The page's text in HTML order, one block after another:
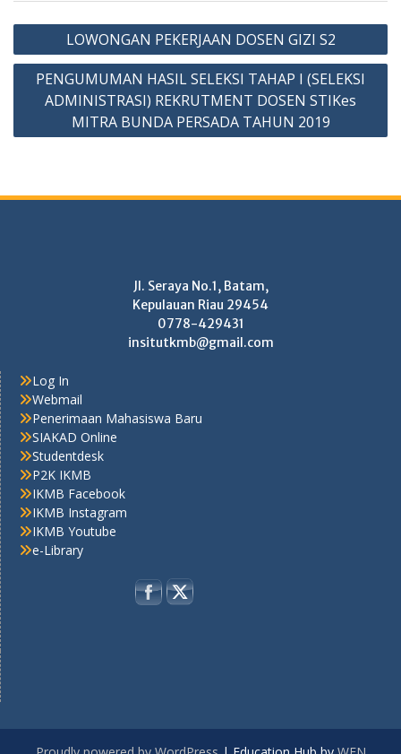
Post
navigation
LOWONGAN PEKERJAAN DOSEN GIZI S2
PENGUMUMAN HASIL SELEKSI TAHAP I (SELEKSI
ADMINISTRASI) REKRUTMENT DOSEN STIKes
MITRA BUNDA PERSADA TAHUN 2019
Jl. Seraya No.1, Batam,
Kepulauan Riau 29454
0778-429431
insitutkmb@gmail.com
Log In
Webmail
Penerimaan Mahasiswa Baru
SIAKAD Online
Studentdesk
P2K IKMB
IKMB Facebook
IKMB Instagram
IKMB Youtube
e-Library